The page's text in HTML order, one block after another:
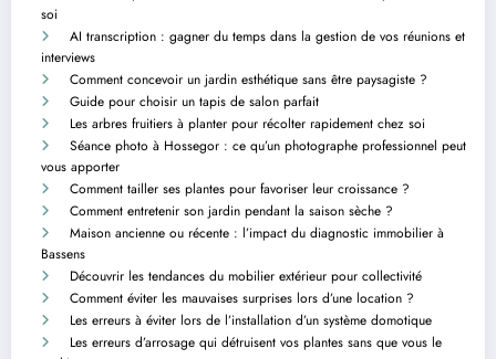
soi
AI transcription : gagner du temps dans la gestion de vos réunions et
interviews
Comment concevoir un jardin esthétique sans être paysagiste ?
Guide pour choisir un tapis de salon parfait
Les arbres fruitiers à planter pour récolter rapidement chez soi
Séance photo à Hossegor : ce qu’un photographe professionnel peut
vous apporter
Comment tailler ses plantes pour favoriser leur croissance ?
Comment entretenir son jardin pendant la saison sèche ?
Maison ancienne ou récente : l’impact du diagnostic immobilier à
Bassens
Découvrir les tendances du mobilier extérieur pour collectivité
Comment éviter les mauvaises surprises lors d’une location ?
Les erreurs à éviter lors de l’installation d’un système domotique
Les erreurs d’arrosage qui détruisent vos plantes sans que vous le